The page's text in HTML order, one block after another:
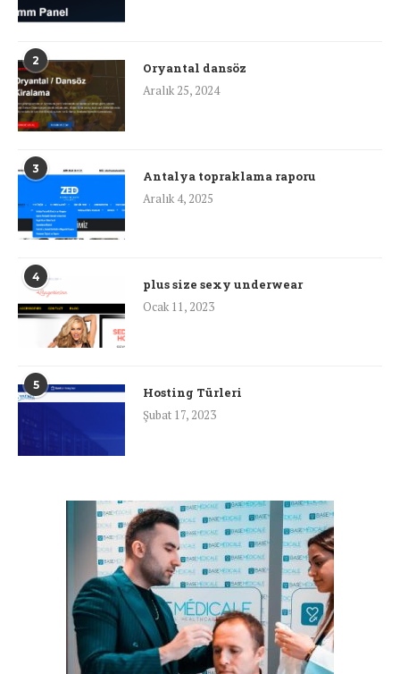
2
Oryantal dansöz
Aralık 25, 2024
3
Antalya topraklama raporu
Aralık 4, 2025
4
plus size sexy underwear
Ocak 11, 2023
5
Hosting Türleri
Şubat 17, 2023